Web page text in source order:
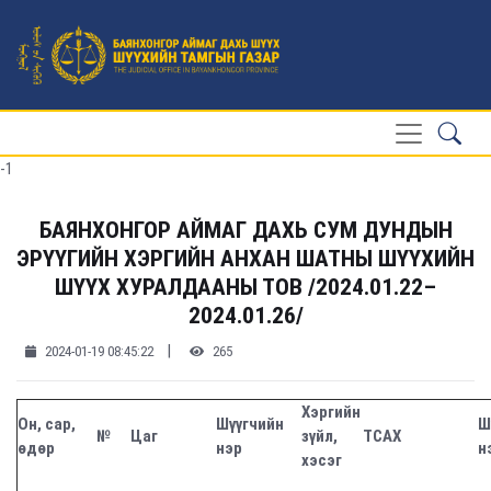
-1
БАЯНХОНГОР АЙМАГ ДАХЬ СУМ ДУНДЫН
ЭРҮҮГИЙН ХЭРГИЙН АНХАН ШАТНЫ ШҮҮХИЙН
ШҮҮХ ХУРАЛДААНЫ ТОВ /2024.01.22–
2024.01.26/
2024-01-19 08:45:22| 265
Он, сар,
өдөр
№ Цаг
Шүүгчийн
нэр
Хэргийн
зүйл,
хэсэг
ТСАХ